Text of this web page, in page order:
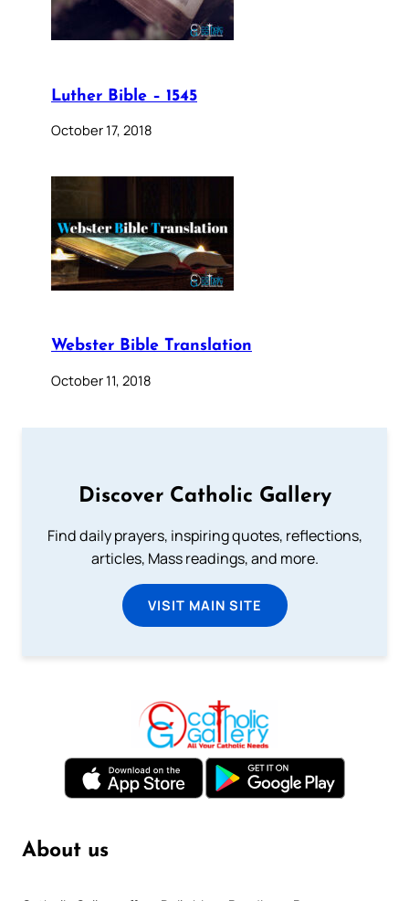
Luther Bible – 1545
October 17, 2018
Webster Bible Translation
October 11, 2018
Discover Catholic Gallery
Find daily prayers, inspiring quotes, reflections,
articles, Mass readings, and more.
VISIT MAIN SITE
About us